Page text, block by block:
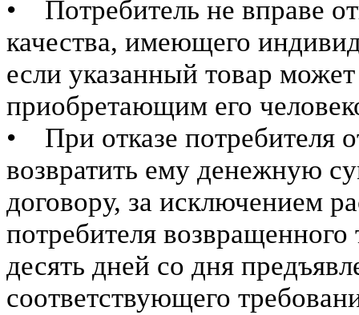
• Потребитель не вправе
качества, имеющего
если указанный товар
приобретающим его
• При отказе потребителя
возвратить ему денежную
договору, за исключением
потребителя
десять дней со дня
соответствующего